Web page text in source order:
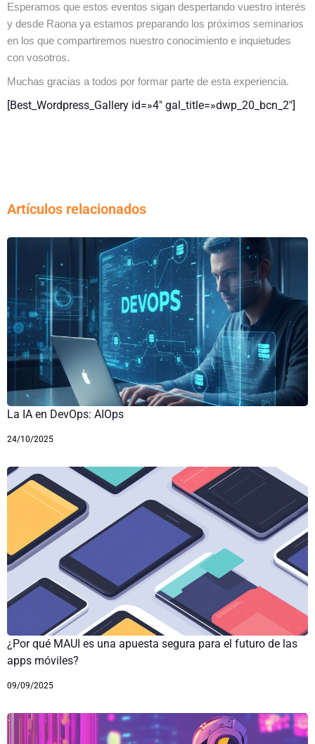
Esperamos que estos eventos sigan despertando vuestro interés
y desde Raona ya estamos preparando los próximos seminarios
en los que compartiremos nuestro conocimiento e inquietudes
con vosotros.
Muchas gracias a todos por formar parte de esta experiencia.
[Best_Wordpress_Gallery id=»4″ gal_title=»dwp_20_bcn_2″]
Artículos relacionados
La IA en DevOps: AIOps
24/10/2025
¿Por qué MAUI es una apuesta segura para el futuro de las
apps móviles?
09/09/2025